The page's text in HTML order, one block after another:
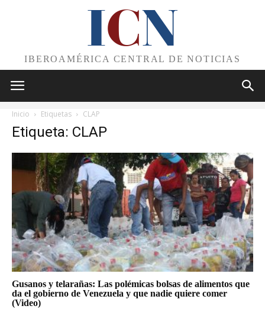
ICN
IBEROAMÉRICA CENTRAL DE NOTICIAS
Inicio Etiquetas CLAP
Etiqueta: CLAP
Gusanos y telarañas: Las polémicas bolsas de alimentos que
da el gobierno de Venezuela y que nadie quiere comer
(Video)